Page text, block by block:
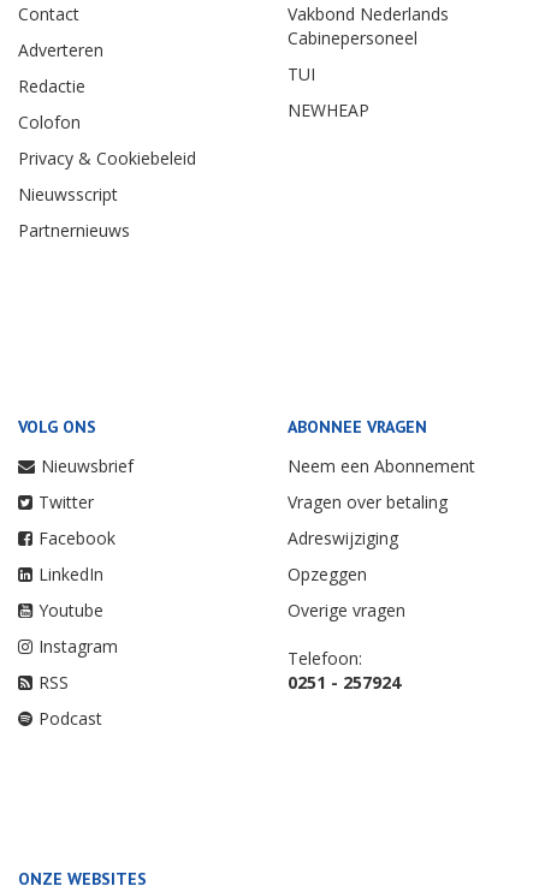
Contact
Adverteren
Redactie
Colofon
Privacy & Cookiebeleid
Nieuwsscript
Partnernieuws
Vakbond Nederlands
Cabinepersoneel
TUI
NEWHEAP
VOLG ONS
Nieuwsbrief
Twitter
Facebook
LinkedIn
Youtube
Instagram
RSS
Podcast
ABONNEE VRAGEN
Neem een Abonnement
Vragen over betaling
Adreswijziging
Opzeggen
Overige vragen
Telefoon:
0251 - 257924
ONZE WEBSITES